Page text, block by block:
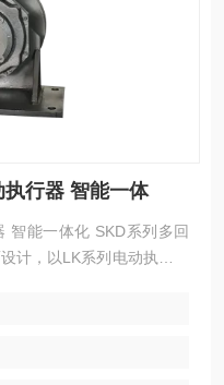
行器 智能一体
智能一体化 SKD系列多回
计，以LK系列电动执行机
操纵执行机构，完成自动